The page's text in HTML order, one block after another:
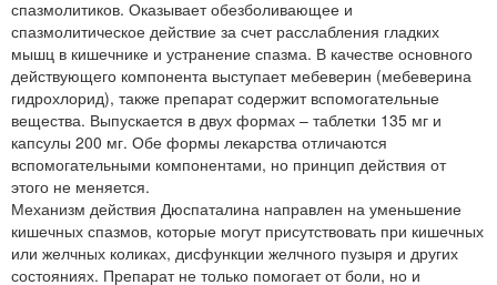
спазмолитиков. Оказывает обезболивающее и
спазмолитическое действие за счет расслабления гладких
мышц в кишечнике и устранение спазма. В качестве основного
действующего компонента выступает мебеверин (мебеверина
гидрохлорид), также препарат содержит вспомогательные
вещества. Выпускается в двух формах – таблетки 135 мг и
капсулы 200 мг. Обе формы лекарства отличаются
вспомогательными компонентами, но принцип действия от
этого не меняется.
Механизм действия Дюспаталина направлен на уменьшение
кишечных спазмов, которые могут присутствовать при кишечных
или желчных коликах, дисфункции желчного пузыря и других
состояниях. Препарат не только помогает от боли, но и